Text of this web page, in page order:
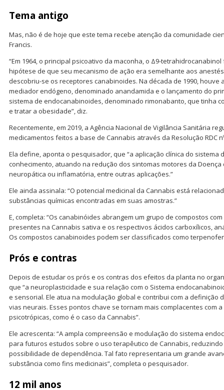
Tema antigo
Mas, não é de hoje que este tema recebe atenção da comunidade
Francis.
“Em 1964, o principal psicoativo da maconha, o Δ9-
hipótese de que seu mecanismo de ação era semelhante aos
descobriu-se os receptores canabinoides. Na década de 1990, houve
mediador endógeno, denominado anandamida e o lançamento do
sistema de endocanabinoides, denominado rimonabanto, que tinha
e tratar a obesidade”, diz.
Recentemente, em 2019, a Agência Nacional de Vigilância Sanitária
medicamentos feitos a base de Cannabis através da Resolução RDC
Ela define, aponta o pesquisador, que “a aplicação clínica do sistema
conhecimento, atuando na redução dos sintomas motores da
neuropática ou inflamatória, entre outras aplicações.”
Ele ainda assinala: “O potencial medicinal da Cannabis está
substâncias químicas encontradas em suas amostras.”
E, completa: “Os canabinóides abrangem um grupo de compostos
presentes na Cannabis sativa e os respectivos ácidos carboxílicos,
Os compostos canabinoides podem ser classificados como
Prós e contras
Depois de estudar os prós e os contras dos efeitos da planta no
que “a neuroplasticidade e sua relação com o Sistema
e sensorial. Ele atua na modulação global e contribui com a definição
vias neurais. Esses pontos chave se tornam mais complacentes com
psicotrópicas, como é o caso da Cannabis”.
Ele acrescenta: “A ampla compreensão e modulação do sistema
para futuros estudos sobre o uso terapêutico de Cannabis,
possibilidade de dependência. Tal fato representaria um grande
substância como fins medicinais”, completa o pesquisador.
12 mil anos